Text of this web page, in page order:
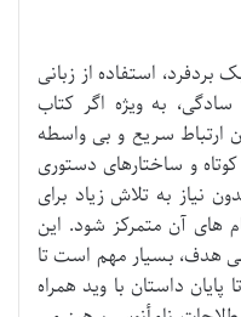
استفاده از زبانی
به ویژه اگر کتاب
ارتباط سریع و بی واسطه
و ساختارهای دستوری
نیاز به تلاش زیاد برای
های آن متمرکز شود. این
هدف، بسیار مهم است تا
داستان با وید همراه